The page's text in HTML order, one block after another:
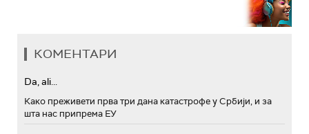
КОМЕНТАРИ
Da, ali...
Како преживети прва три дана катастрофе у Србији, и за
шта нас припрема ЕУ